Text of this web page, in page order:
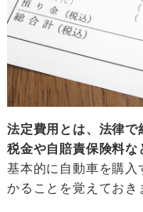
法定費用とは、法律で
税金や自賠責保険料な
基本的に自動車を購
かることを覚えておき